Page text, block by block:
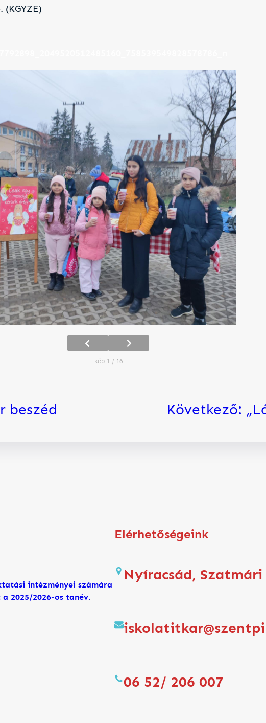
(KGYZE)
kép 1 / 16
beszéd Következő:
intézményei számára
2025/2026-os tanév.
Elérhetőségeink
Nyíracsád, Szatmári
06 52/ 206 007